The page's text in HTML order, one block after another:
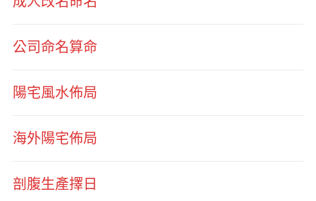
公司命名算命
陽宅風水佈局
海外陽宅佈局
剖腹生產擇日